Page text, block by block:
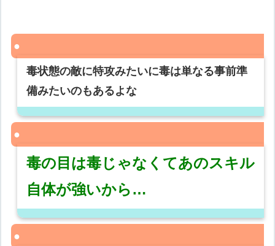
毒状態の敵に特攻みたいに毒は単なる事前準
備みたいのもあるよな
毒の目は毒じゃなくてあのスキル
自体が強いから…